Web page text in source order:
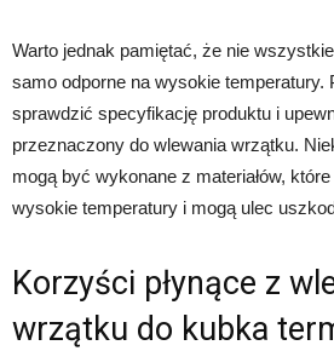
Warto jednak pamiętać, że nie
samo odporne na wysokie temperatury.
sprawdzić specyfikację produktu i
przeznaczony do wlewania wrzątku.
mogą być wykonane z materiałów,
wysokie temperatury i mogą ulec
Korzyści płynące z
wrzątku do kubka